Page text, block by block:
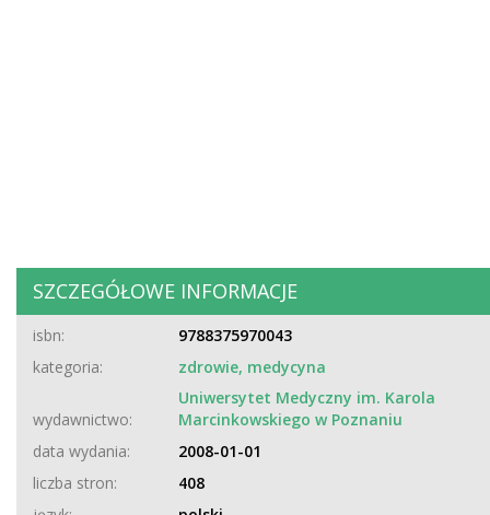
SZCZEGÓŁOWE INFORMACJE
isbn:
9788375970043
kategoria:
zdrowie, medycyna
wydawnictwo:
Uniwersytet Medyczny im. Karola
Marcinkowskiego w Poznaniu
data wydania:
2008-01-01
liczba stron:
408